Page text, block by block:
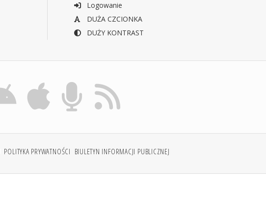
Logowanie
DUŻA CZCIONKA
DUŻY KONTRAST
POLITYKA PRYWATNOŚCI BIULETYN INFORMACJI PUBLICZNEJ